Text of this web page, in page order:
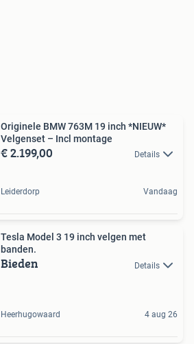
Originele BMW 763M 19 inch *NIEUW*
Velgenset – Incl montage
€ 2.199,00 Details
Leiderdorp Vandaag
Tesla Model 3 19 inch velgen met
banden.
Bieden Details
Heerhugowaard 4 aug 26